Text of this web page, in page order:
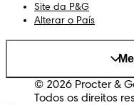
Site da P&G
Alterar o País
© 2026 Procter &
Todos os direitos